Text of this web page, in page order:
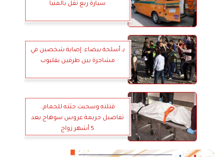
سيارة ربع نقل بالمنيا
بـ أسلحة بيضاء..إصابة شخصين في
مشاجرة بين طرفين بقليوب
قتلته وسحبت جثته للحمام..
تفاصيل جريمة عروس سوهاج بعد
5 أشهر زواج